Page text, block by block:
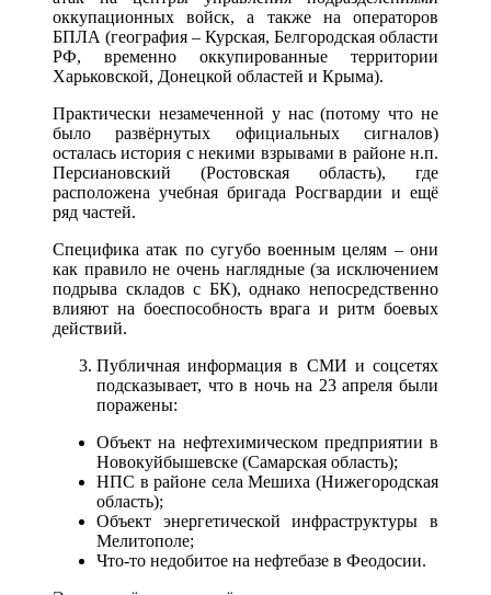
оккупационных войск, а также на операторов
БПЛА (география – Курская, Белгородская области
РФ, временно оккупированные территории
Харьковской, Донецкой областей и Крыма).
Практически незамеченной у нас (потому что не
было развёрнутых официальных сигналов)
осталась история с некими взрывами в районе н.п.
Персиановский (Ростовская область), где
расположена учебная бригада Росгвардии и ещё
ряд частей.
Специфика атак по сугубо военным целям – они
как правило не очень наглядные (за исключением
подрыва складов с БК), однако непосредственно
влияют на боеспособность врага и ритм боевых
действий.
Публичная информация в СМИ и соцсетях
подсказывает, что в ночь на 23 апреля были
поражены:
Объект на нефтехимическом предприятии в
Новокуйбышевске (Самарская область);
НПС в районе села Мешиха (Нижегородская
область);
Объект энергетической инфраструктуры в
Мелитополе;
Что-то недобитое на нефтебазе в Феодосии.